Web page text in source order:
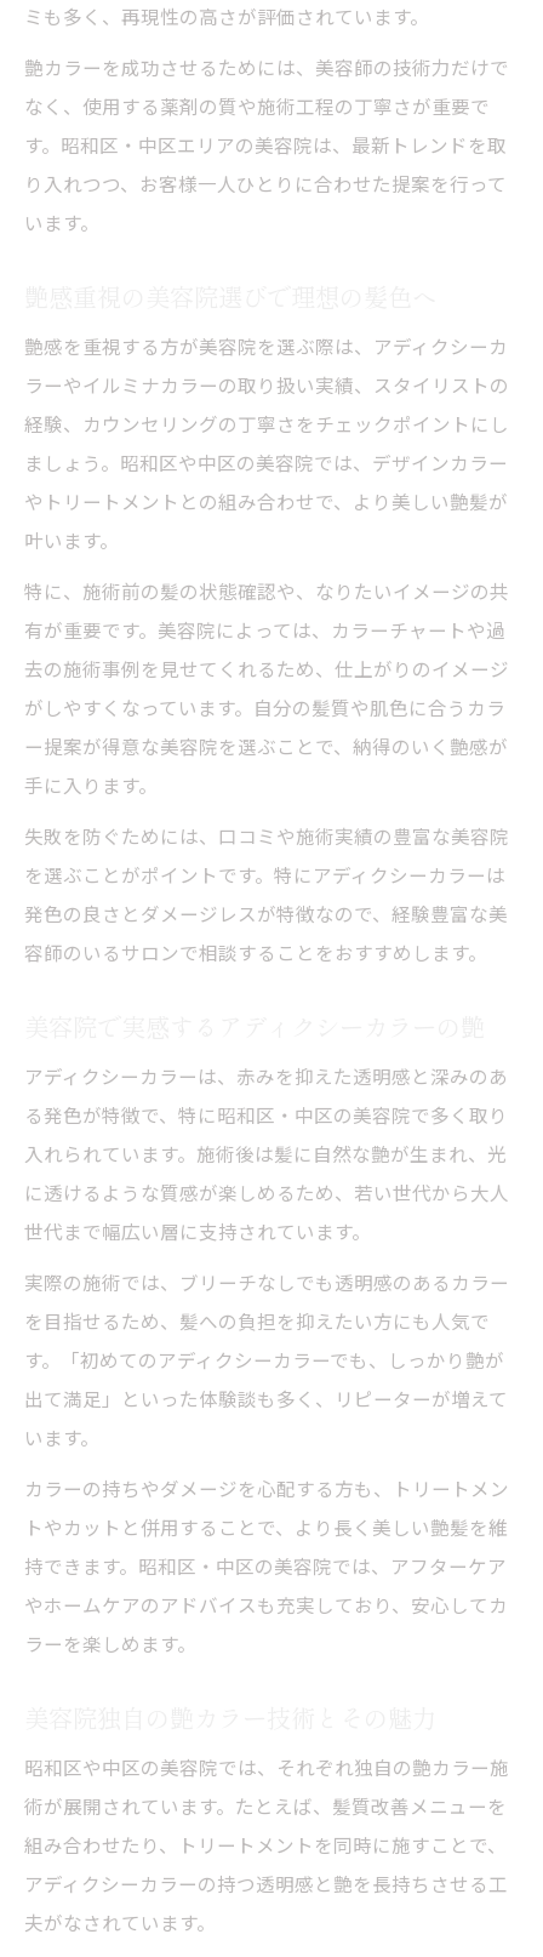
ミも多く、再現性の高さが評価されています。
艶カラーを成功させるためには、美容師の技術力だけで
なく、使用する薬剤の質や施術工程の丁寧さが重要で
す。昭和区・中区エリアの美容院は、最新トレンドを取
り入れつつ、お客様一人ひとりに合わせた提案を行って
います。
艶感を重視する方が美容院を選ぶ際は、アディクシーカ
ラーやイルミナカラーの取り扱い実績、スタイリストの
経験、カウンセリングの丁寧さをチェックポイントにし
ましょう。昭和区や中区の美容院では、デザインカラー
やトリートメントとの組み合わせで、より美しい艶髪が
叶います。
特に、施術前の髪の状態確認や、なりたいイメージの共
有が重要です。美容院によっては、カラーチャートや過
去の施術事例を見せてくれるため、仕上がりのイメージ
がしやすくなっています。自分の髪質や肌色に合うカラ
ー提案が得意な美容院を選ぶことで、納得のいく艶感が
手に入ります。
失敗を防ぐためには、口コミや施術実績の豊富な美容院
を選ぶことがポイントです。特にアディクシーカラーは
発色の良さとダメージレスが特徴なので、経験豊富な美
容師のいるサロンで相談することをおすすめします。
アディクシーカラーは、赤みを抑えた透明感と深みのあ
る発色が特徴で、特に昭和区・中区の美容院で多く取り
入れられています。施術後は髪に自然な艶が生まれ、光
に透けるような質感が楽しめるため、若い世代から大人
世代まで幅広い層に支持されています。
実際の施術では、ブリーチなしでも透明感のあるカラー
を目指せるため、髪への負担を抑えたい方にも人気で
す。「初めてのアディクシーカラーでも、しっかり艶が
出て満足」といった体験談も多く、リピーターが増えて
います。
カラーの持ちやダメージを心配する方も、トリートメン
トやカットと併用することで、より長く美しい艶髪を維
持できます。昭和区・中区の美容院では、アフターケア
やホームケアのアドバイスも充実しており、安心してカ
ラーを楽しめます。
昭和区や中区の美容院では、それぞれ独自の艶カラー施
術が展開されています。たとえば、髪質改善メニューを
組み合わせたり、トリートメントを同時に施すことで、
アディクシーカラーの持つ透明感と艶を長持ちさせる工
夫がなされています。